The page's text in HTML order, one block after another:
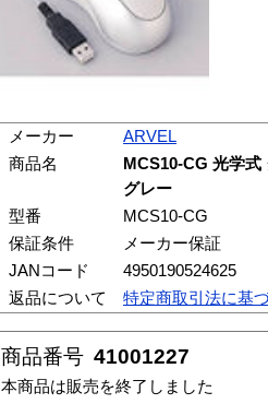
メーカー
ARVEL
商品名
MCS10-CG 光学
グレー
型番
MCS10-CG
保証条件
メーカー保証
JANコード
4950190524625
返品について
特定商取引法に基
商品番号 41001227
本商品は販売を終了しました